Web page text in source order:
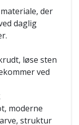
der
daglig
løse sten
ved
moderne
struktur